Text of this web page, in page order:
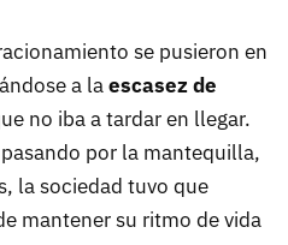
se pusieron en
a laescasez de
no iba a tardar en llegar.
por la mantequilla,
la sociedad tuvo que
mantener su ritmo de vida